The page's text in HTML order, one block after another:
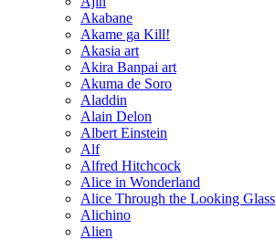
Akabane
Akame ga Kill!
Akasia art
Akira Banpai art
Akuma de Soro
Aladdin
Alain Delon
Albert Einstein
Alf
Alfred Hitchcock
Alice in Wonderland
Alice Through the Looking Glass
Alichino
Alien